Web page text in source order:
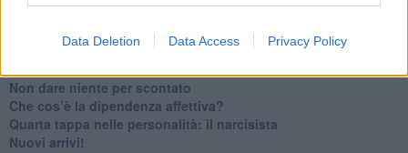
Data Deletion Data Access Privacy Policy
​Venerdì emozionalmente sostenibile
Ma ti ascolti?
Non dare niente per scontato
Che cos’è la dipendenza affettiva?
Quarta tappa nelle personalità: il narcisista
​Nuovi arrivi!